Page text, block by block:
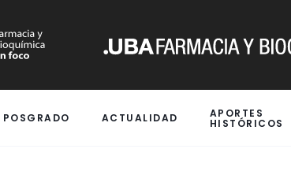
POSGRADO ACTUALIDAD APORTES
HISTÓRICOS